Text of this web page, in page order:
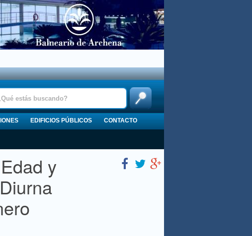
EDIFICIOS PÚBLICOS CONTACTO
y